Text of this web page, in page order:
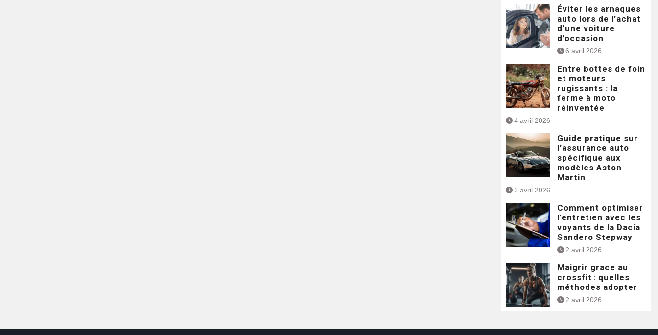
Éviter les arnaques
auto lors de l’achat
d’une voiture
d’occasion
6 avril 2026
Entre bottes de foin
et moteurs
rugissants : la
ferme à moto
réinventée
4 avril 2026
Guide pratique sur
l’assurance auto
spécifique aux
modèles Aston
Martin
3 avril 2026
Comment optimiser
l’entretien avec les
voyants de la Dacia
Sandero Stepway
2 avril 2026
Maigrir grace au
crossfit : quelles
méthodes adopter
2 avril 2026